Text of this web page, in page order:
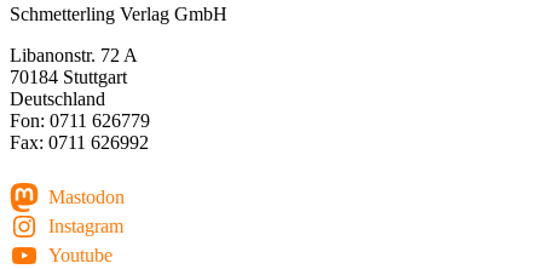
Schmetterling Verlag GmbH
Libanonstr. 72 A
70184 Stuttgart
Deutschland
Fon: 0711 626779
Fax: 0711 626992
Mastodon
Instagram
Youtube